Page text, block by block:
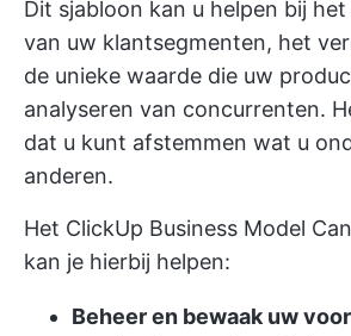
Dit sjabloon kan u helpen bij
van uw klantsegmenten, het
de unieke waarde die uw
analyseren van concurrenten.
dat u kunt afstemmen wat u
anderen.
Het ClickUp Business Model
kan je hierbij helpen:
Beheer en bewaak uw